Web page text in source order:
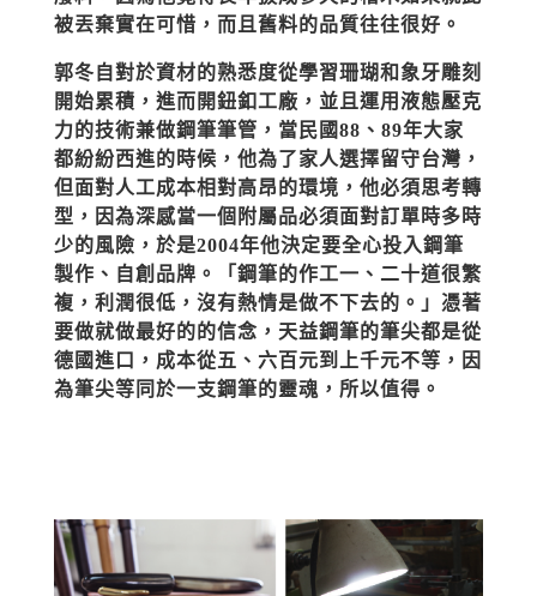
被丟棄實在可惜，而且舊料的品質往往很好。
郭冬自對於資材的熟悉度從學習珊瑚和象牙雕刻
開始累積，進而開鈕釦工廠，並且運用液態壓克
力的技術兼做鋼筆筆管，當民國88、89年大家
都紛紛西進的時候，他為了家人選擇留守台灣，
但面對人工成本相對高昂的環境，他必須思考轉
型，因為深感當一個附屬品必須面對訂單時多時
少的風險，於是2004年他決定要全心投入鋼筆
製作、自創品牌。「鋼筆的作工一、二十道很繁
複，利潤很低，沒有熱情是做不下去的。」憑著
要做就做最好的的信念，天益鋼筆的筆尖都是從
德國進口，成本從五、六百元到上千元不等，因
為筆尖等同於一支鋼筆的靈魂，所以值得。